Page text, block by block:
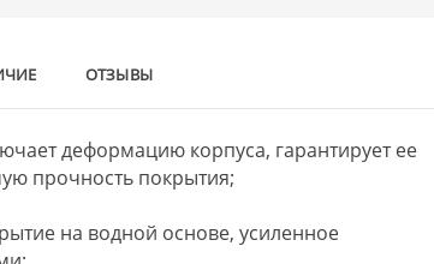
ОТЗЫВЫ
деформацию корпуса, гарантирует ее
прочность покрытия;
на водной основе, усиленное